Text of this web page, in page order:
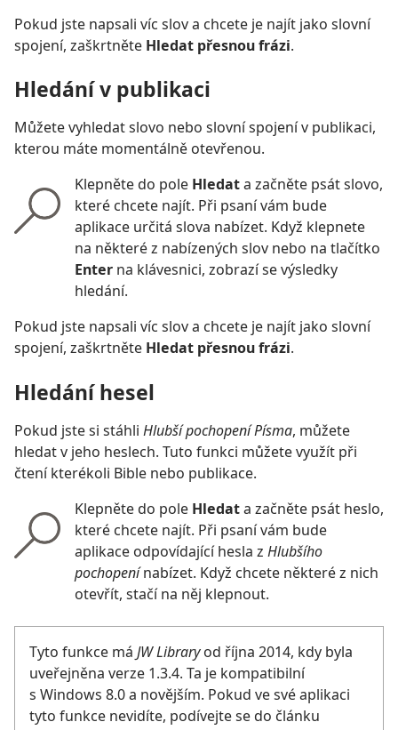
Pokud jste napsali víc slov a chcete je najít jako slovní
spojení, zaškrtněte Hledat přesnou frázi.
Hledání v publikaci
Můžete vyhledat slovo nebo slovní spojení v publikaci,
kterou máte momentálně otevřenou.
Klepněte do pole Hledata začněte psát slovo,
které chcete najít. Při psaní vám bude
aplikace určitá slova nabízet. Když klepnete
na některé z nabízených slov nebo na tlačítko
Enter na klávesnici, zobrazí se výsledky
hledání.
Pokud jste napsali víc slov a chcete je najít jako slovní
spojení, zaškrtněte Hledat přesnou frázi.
Hledání hesel
Pokud jste si stáhli Hlubší pochopení Písma, můžete
hledat v jeho heslech. Tuto funkci můžete využít při
čtení kterékoli Bible nebo publikace.
Klepněte do pole Hledata začněte psát heslo,
které chcete najít. Při psaní vám bude
aplikace odpovídající hesla z Hlubšího
pochopenínabízet. Když chcete některé z nich
otevřít, stačí na něj klepnout.
Tyto funkce má JW Libraryod října 2014, kdy byla
uveřejněna verze 1.3.4. Ta je kompatibilní
s Windows 8.0 a novějším. Pokud ve své aplikaci
tyto funkce nevidíte, podívejte se do článku